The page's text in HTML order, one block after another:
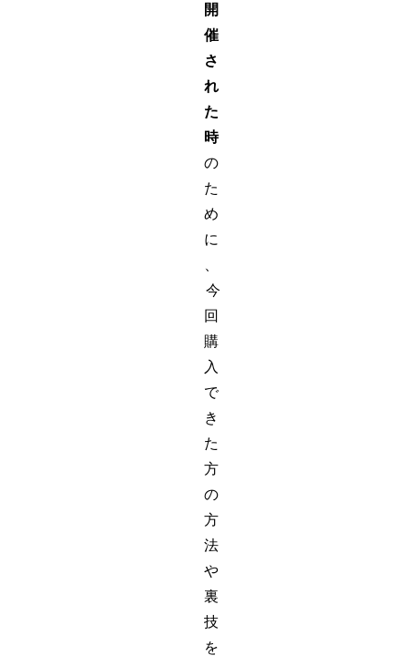
開
催
さ
れ
た
時
の
た
め
に
今
回
購
入
で
き
た
方
の
方
法
や
裏
技
を